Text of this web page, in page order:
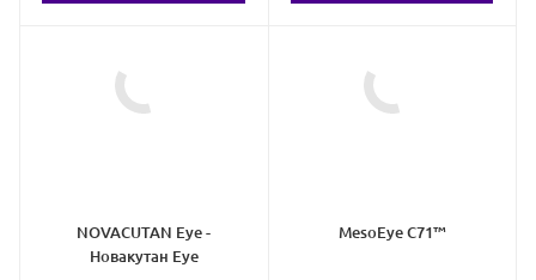
NOVACUTAN Eye -
Новакутан Eye
MesoEye C71™